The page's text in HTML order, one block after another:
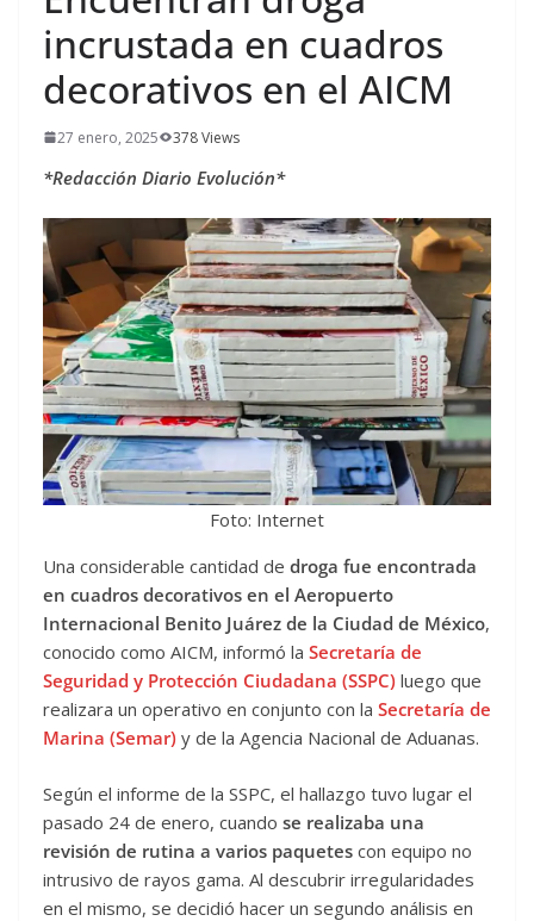
incrustada en cuadros
decorativos en el AICM
27 enero, 2025 378 Views
*Redacción Diario Evolución*
Foto: Internet
Una considerable cantidad de droga fue encontrada
en cuadros decorativos en el Aeropuerto
Internacional Benito Juárez de la Ciudad de México,
conocido como AICM, informó la Secretaría de
Seguridad y Protección Ciudadana (SSPC) luego que
realizara un operativo en conjunto con la Secretaría de
Marina (Semar) y de la Agencia Nacional de Aduanas.
Según el informe de la SSPC, el hallazgo tuvo lugar el
pasado 24 de enero, cuando se realizaba una
revisión de rutina a varios paquetes con equipo no
intrusivo de rayos gama. Al descubrir irregularidades
en el mismo, se decidió hacer un segundo análisis en